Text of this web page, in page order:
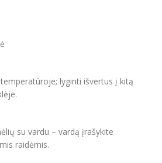
lyginti išvertus į kitą
su vardu – vardą įrašykite
raidėmis.